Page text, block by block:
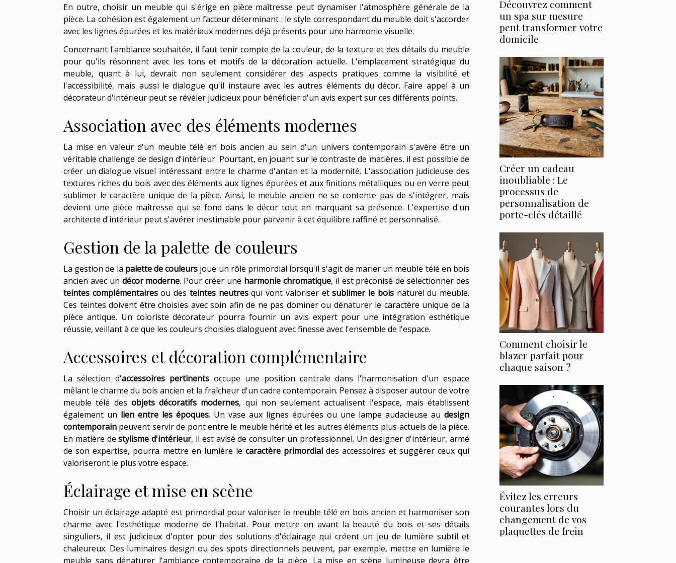
En outre, choisir un meuble qui s'érige en pièce maîtresse peut dynamiser l'atmosphère générale de la
pièce. La cohésion est également un facteur déterminant : le style correspondant du meuble doit s'accorder
avec les lignes épurées et les matériaux modernes déjà présents pour une harmonie visuelle.
Concernant l'ambiance souhaitée, il faut tenir compte de la couleur, de la texture et des détails du meuble
pour qu'ils résonnent avec les tons et motifs de la décoration actuelle. L'emplacement stratégique du
meuble, quant à lui, devrait non seulement considérer des aspects pratiques comme la visibilité et
l'accessibilité, mais aussi le dialogue qu'il instaure avec les autres éléments du décor. Faire appel à un
décorateur d'intérieur peut se révéler judicieux pour bénéficier d'un avis expert sur ces différents points.
Association avec des éléments modernes
La mise en valeur d'un meuble télé en bois ancien au sein d'un univers contemporain s'avère être un
véritable challenge de design d'intérieur. Pourtant, en jouant sur le contraste de matières, il est possible de
créer un dialogue visuel intéressant entre le charme d'antan et la modernité. L'association judicieuse des
textures riches du bois avec des éléments aux lignes épurées et aux finitions métalliques ou en verre peut
sublimer le caractère unique de la pièce. Ainsi, le meuble ancien ne se contente pas de s'intégrer, mais
devient une pièce maîtresse qui se fond dans le décor tout en marquant sa présence. L'expertise d'un
architecte d'intérieur peut s'avérer inestimable pour parvenir à cet équilibre raffiné et personnalisé.
Gestion de la palette de couleurs
La gestion de la palette de couleurs joue un rôle primordial lorsqu'il s'agit de marier un meuble télé en bois
ancien avec un décor moderne. Pour créer une harmonie chromatique, il est préconisé de sélectionner des
teintes complémentairesou des teintes neutresqui vont valoriser etsublimer le boisnaturel du meuble.
Ces teintes doivent être choisies avec soin afin de ne pas dominer ou dénaturer le caractère unique de la
pièce antique. Un coloriste décorateur pourra fournir un avis expert pour une intégration esthétique
réussie, veillant à ce que les couleurs choisies dialoguent avec finesse avec l'ensemble de l'espace.
Accessoires et décoration complémentaire
La sélection d'accessoires pertinents occupe une position centrale dans l'harmonisation d'un espace
mêlant le charme du bois ancien et la fraîcheur d'un cadre contemporain. Pensez à disposer autour de votre
meuble télé des objets décoratifs modernes, qui non seulement actualisent l'espace, mais établissent
également un lien entre les époques. Un vase aux lignes épurées ou une lampe audacieuse au design
contemporain peuvent servir de pont entre le meuble hérité et les autres éléments plus actuels de la pièce.
En matière destylisme d'intérieur, il est avisé de consulter un professionnel. Un designer d'intérieur, armé
de son expertise, pourra mettre en lumière lecaractère primordial des accessoires et suggérer ceux qui
valoriseront le plus votre espace.
Éclairage et mise en scène
Choisir un éclairage adapté est primordial pour valoriser le meuble télé en bois ancien et harmoniser son
charme avec l'esthétique moderne de l'habitat. Pour mettre en avant la beauté du bois et ses détails
singuliers, il est judicieux d'opter pour des solutions d'éclairage qui créent un jeu de lumière subtil et
chaleureux. Des luminaires design ou des spots directionnels peuvent, par exemple, mettre en lumière le
meuble sans dénaturer l'ambiance contemporaine de la pièce. La mise en scène lumineuse devra être
Découvrez comment
un spa sur mesure
peut transformer votre
domicile
Créer un cadeau
inoubliable : Le
processus de
personnalisation de
porte-clés détaillé
Comment choisir le
blazer parfait pour
chaque saison ?
Évitez les erreurs
courantes lors du
changement de vos
plaquettes de frein